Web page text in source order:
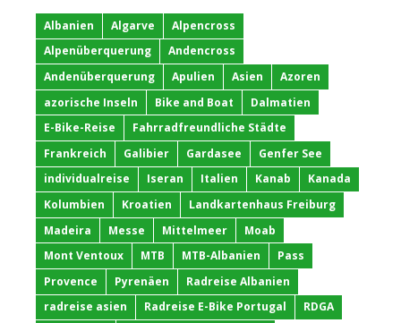
Albanien Algarve
Alpencross
Alpenüberquerung
Andencross
Andenüberquerung
Apulien Asien
Azoren
azorische Inseln
Bike and Boat
Dalmatien
E-Bike-Reise
Fahrradfreundliche Städte
Frankreich
Galibier Gardasee
Genfer See
individualreise
Iseran Italien Kanab
Kanada
Kolumbien
Kroatien
Landkartenhaus Freiburg
Madeira
Messe Mittelmeer
Moab
Mont Ventoux
MTB MTB-Albanien
Pass
Provence
Pyrenäen
Radreise Albanien
radreise asien
Radreise E-Bike Portugal
RDGA